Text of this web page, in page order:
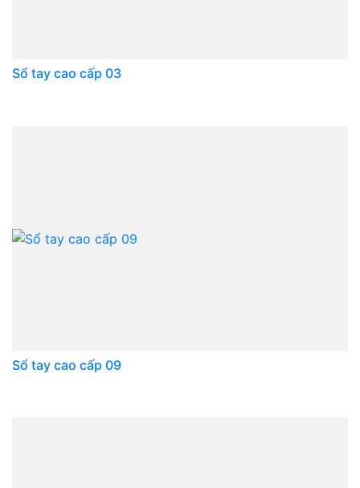
Sổ tay cao cấp 03
Sổ tay cao cấp 09